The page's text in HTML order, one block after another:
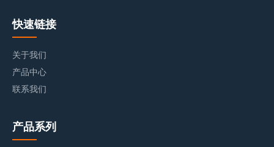
快速链接
关于我们
产品中心
联系我们
产品系列